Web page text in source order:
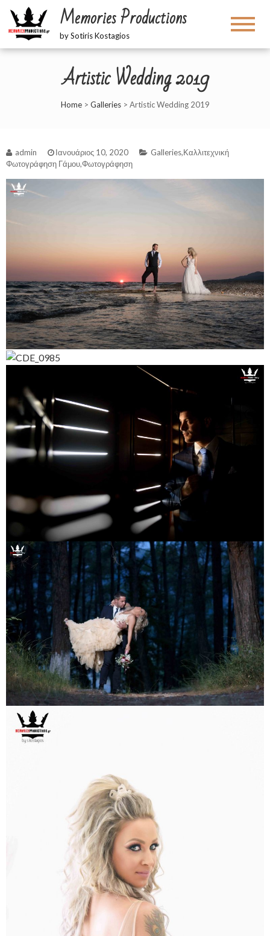
Memories Productions
by Sotiris Kostagios
Artistic Wedding 2019
Home> Galleries> Artistic Wedding 2019
admin Ιανουάριος 10, 2020 Galleries,Καλλιτεχνική
Φωτογράφηση Γάμου,Φωτογράφηση